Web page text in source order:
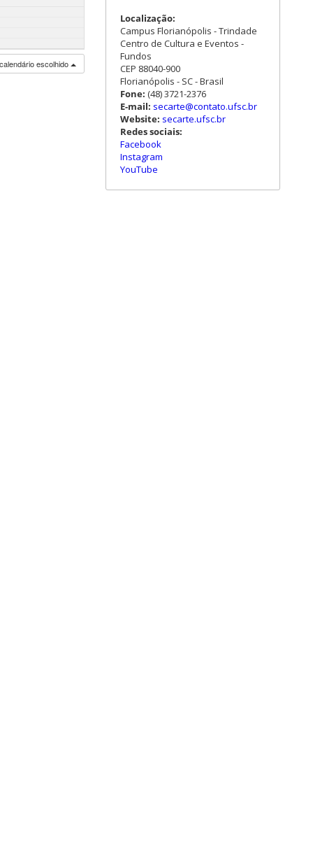
escolhido
Localização:
Campus Florianópolis - Trindade
Centro de Cultura e Eventos -
Fundos
CEP 88040-900
Florianópolis - SC - Brasil
Fone: (48) 3721-2376
E-mail: secarte@contato.ufsc.br
Website: secarte.ufsc.br
Redes sociais:
Facebook
Instagram
YouTube